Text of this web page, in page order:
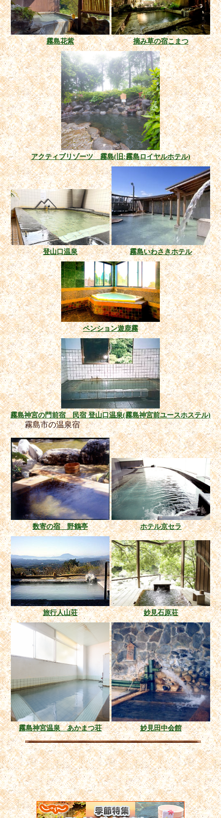
霧島花紫 摘み草の宿こまつ
アクティブリゾーツ 霧島(旧:霧島ロイヤルホテル)
登山口温泉 霧島いわさきホテル
ペンション遊鹿霧
霧島神宮の門前宿 民宿 登山口温泉(霧島神宮前ユースホステル)
霧島市の温泉宿
数寄の宿 野鶴亭 ホテル京セラ
旅行人山荘 妙見石原荘
霧島神宮温泉 あかまつ荘 妙見田中会館